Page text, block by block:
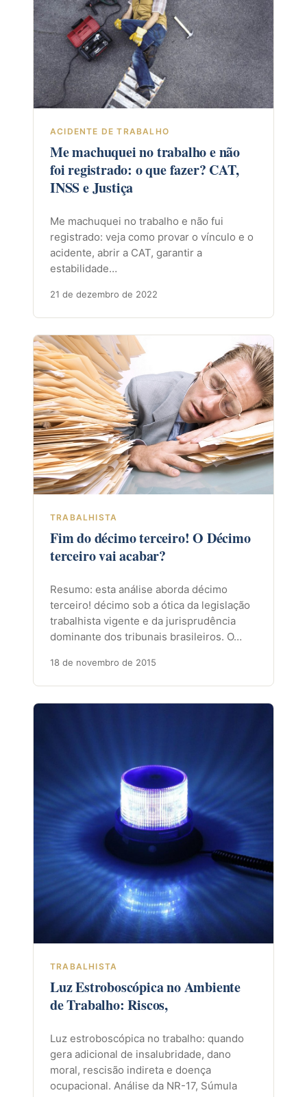
ACIDENTE DE TRABALHO
Me machuquei no trabalho e não
foi registrado: o que fazer? CAT,
INSS e Justiça
Me machuquei no trabalho e não fui
registrado: veja como provar o vínculo e o
acidente, abrir a CAT, garantir a
estabilidade…
21 de dezembro de 2022
TRABALHISTA
Fim do décimo terceiro! O Décimo
terceiro vai acabar?
Resumo: esta análise aborda décimo
terceiro! décimo sob a ótica da legislação
trabalhista vigente e da jurisprudência
dominante dos tribunais brasileiros. O…
18 de novembro de 2015
TRABALHISTA
Luz Estroboscópica no Ambiente
de Trabalho: Riscos,
Luz estroboscópica no trabalho: quando
gera adicional de insalubridade, dano
moral, rescisão indireta e doença
ocupacional. Análise da NR-17, Súmula